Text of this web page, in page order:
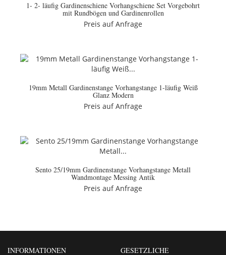
1- 2- läufig Gardinenschiene Vorhangschiene Set Vorgebohrt
mit Rundbögen und Gardinenrollen
Preis auf Anfrage
19mm Metall Gardinenstange Vorhangstange 1-läufig Weiß
Glanz Modern
Preis auf Anfrage
Sento 25/19mm Gardinenstange Vorhangstange Metall
Wandmontage Messing Antik
Preis auf Anfrage
INFORMATIONEN GESETZLICHE